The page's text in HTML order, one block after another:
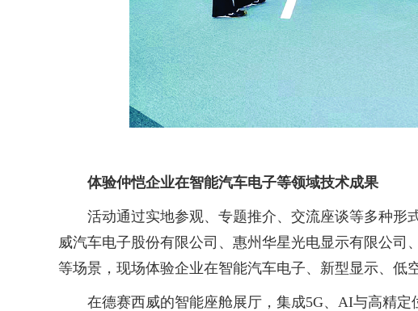
体验仲恺企业在智能汽车电子等领域技术成果
活动通过实地参观、专题推介、交流座谈等多种形
威汽车电子股份有限公司、惠州华星光电显示有限公
等场景，现场体验企业在智能汽车电子、新型显示、低
在德赛西威的智能座舱展厅，集成5G、AI与高精定